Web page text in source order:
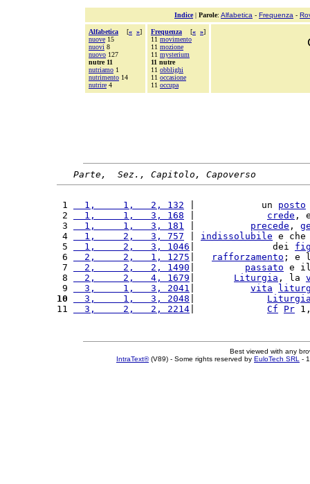
Indice| Parole: Alfabetica - Frequenza -
Alfabetica [« »]
nuove 15
nuovi 8
nuovo 127
nutre 11
nutriamo 1
nutrimento 14
nutrire 4
Frequenza [« »]
11 movimento
11 mozione
11 mysterium
11 nutre
11 obblighi
11 occasione
11 occupa
Parte,  Sez., Capitolo, Capoverso
1
  1,     1,   2, 132
|            un posto
2
  1,     1,   3, 168
crede ,
3
  1,     1,   3, 181
precede ,
4
  1,     2,   3, 757
indissolubile e
5
  1,     2,   3, 1046
|              dei
6
  2,     2,   1, 1275
rafforzamento ; e
7
  2,     2,   2, 1490
passato e
8
  2,     2,   4, 1679
Liturgia , la
9
  3,     1,   3, 2041
vita
10
  3,     1,   3, 2048
11
  3,     2,   2, 2214
Cf Pr
Best viewed with any
IntraText®(V89) - Some rights reserved by EuloTech SRL -